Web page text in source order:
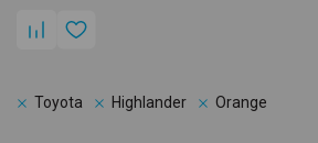
Toyota Highlander Orange